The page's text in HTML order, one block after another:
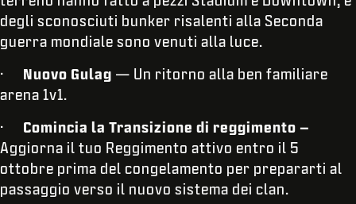
degli sconosciuti bunker risalenti alla Seconda
guerra mondiale sono venuti alla luce.
· Nuovo Gulag — Un ritorno alla ben familiare
arena 1v1.
· Comincia la Transizione di reggimento –
Aggiorna il tuo Reggimento attivo entro il 5
ottobre prima del congelamento per prepararti al
passaggio verso il nuovo sistema dei clan.